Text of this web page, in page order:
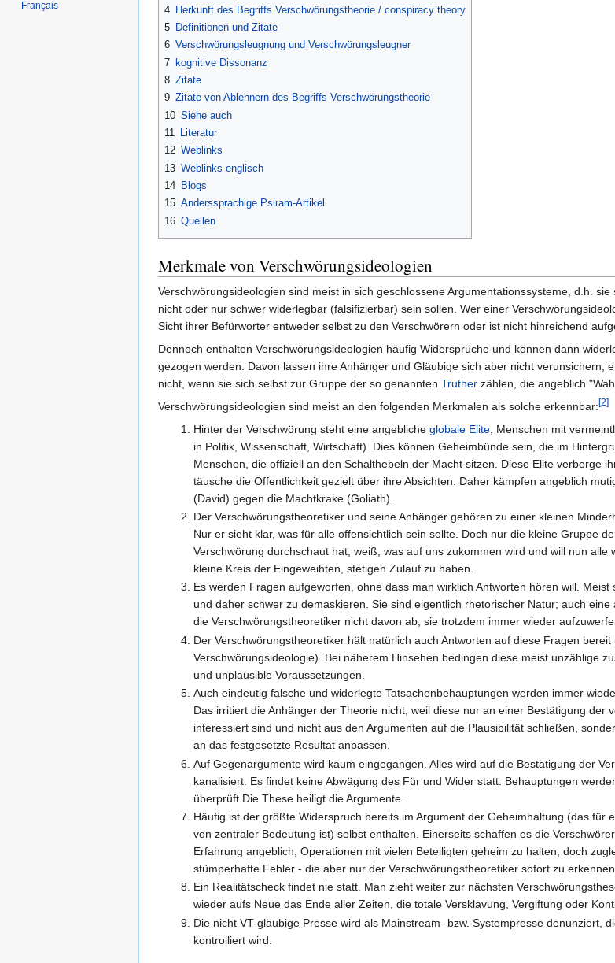
4 Herkunft des Begriffs Verschwörungstheorie / conspiracy theory
5 Definitionen und Zitate
6 Verschwörungsleugnung und Verschwörungsleugner
7 kognitive Dissonanz
8 Zitate
9 Zitate von Ablehnern des Begriffs Verschwörungstheorie
10 Siehe auch
11
Literatur
12 Weblinks
13 Weblinks englisch
14 Blogs
15 Anderssprachige Psiram-Artikel
16 Quellen
Merkmale von Verschwörungsideologien
Verschwörungsideologien sind meist in sich geschlossene Argumentationssysteme, d.h.
nicht oder nur schwer widerlegbar (falsifizierbar) sein sollen. Wer einer
Sicht ihrer Befürworter entweder selbst zu den Verschwörern oder ist nicht hinreichend
Dennoch enthalten Verschwörungsideologien häufig Widersprüche und können dann
gezogen werden. Davon lassen ihre Anhänger und Gläubige sich aber nicht verunsichern,
nicht, wenn sie sich selbst zur Gruppe der so genannten Truther zählen, die angeblich
Verschwörungsideologien sind meist an den folgenden Merkmalen als solche erkennbar:[2]
Hinter der Verschwörung steht eine angebliche globale Elite, Menschen mit
in Politik, Wissenschaft, Wirtschaft). Dies können Geheimbünde sein, die im
Menschen, die offiziell an den Schalthebeln der Macht sitzen. Diese Elite verberge
täusche die Öffentlichkeit gezielt über ihre Absichten. Daher kämpfen angeblich
(David) gegen die Machtkrake (Goliath).
Der Verschwörungstheoretiker und seine Anhänger gehören zu einer kleinen
Nur er sieht klar, was für alle offensichtlich sein sollte. Doch nur die kleine Gruppe
Verschwörung durchschaut hat, weiß, was auf uns zukommen wird und will nun alle
kleine Kreis der Eingeweihten, stetigen Zulauf zu haben.
Es werden Fragen aufgeworfen, ohne dass man wirklich Antworten hören will.
und daher schwer zu demaskieren. Sie sind eigentlich rhetorischer Natur; auch
die Verschwörungstheoretiker nicht davon ab, sie trotzdem immer wieder
Der Verschwörungstheoretiker hält natürlich auch Antworten auf diese Fragen bereit
Verschwörungsideologie). Bei näherem Hinsehen bedingen diese meist unzählige
und unplausible Voraussetzungen.
Auch eindeutig falsche und widerlegte Tatsachenbehauptungen werden immer
Das irritiert die Anhänger der Theorie nicht, weil diese nur an einer Bestätigung der
interessiert sind und nicht aus den Argumenten auf die Plausibilität schließen,
an das festgesetzte Resultat anpassen.
Auf Gegenargumente wird kaum eingegangen. Alles wird auf die Bestätigung der
kanalisiert. Es findet keine Abwägung des Für und Wider statt. Behauptungen
überprüft.Die These heiligt die Argumente.
Häufig ist der größte Widerspruch bereits im Argument der Geheimhaltung (das für
von zentraler Bedeutung ist) selbst enthalten. Einerseits schaffen es die
Erfahrung angeblich, Operationen mit vielen Beteiligten geheim zu halten, doch
stümperhafte Fehler - die aber nur der Verschwörungstheoretiker sofort zu
Ein Realitätscheck findet nie statt. Man zieht weiter zur nächsten
wieder aufs Neue das Ende aller Zeiten, die totale Versklavung, Vergiftung oder
Die nicht VT-gläubige Presse wird als Mainstream- bzw. Systempresse denunziert,
kontrolliert wird.
Français